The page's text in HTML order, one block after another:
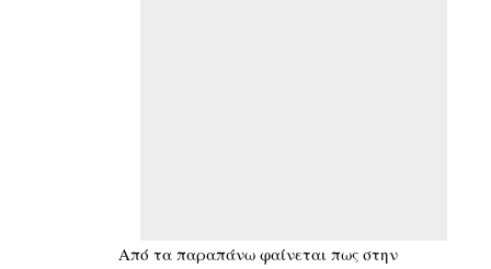
Από τα παραπάνω φαίνεται πως στην